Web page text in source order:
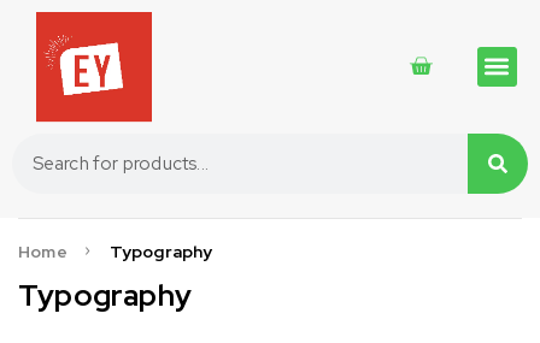
Typography
Home Typography